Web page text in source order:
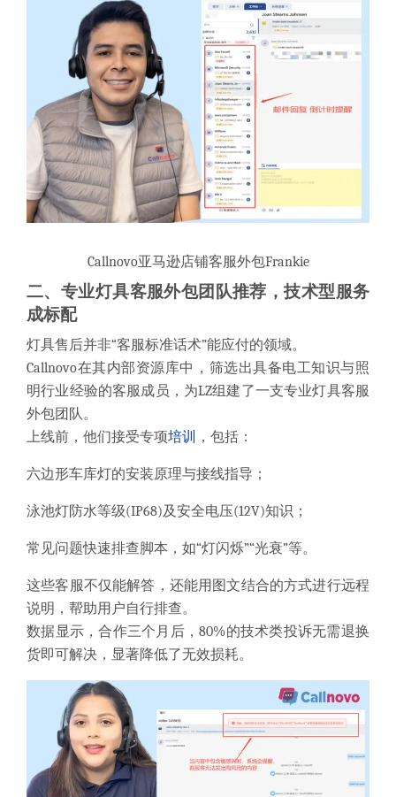
Callnovo亚马逊店铺客服外包Frankie
二、专业灯具客服外包团队推荐，技术型服务
成标配
灯具售后并非“客服标准话术”能应付的领域。
Callnovo在其内部资源库中，筛选出具备电工知识与照
明行业经验的客服成员，为LZ组建了一支专业灯具客服
外包团队。
上线前，他们接受专项培训 ，包括：
六边形车库灯的安装原理与接线指导；
泳池灯防水等级(IP68)及安全电压(12V)知识；
常见问题快速排查脚本，如“灯闪烁”“光衰”等。
这些客服不仅能解答，还能用图文结合的方式进行远程
说明，帮助用户自行排查。
数据显示，合作三个月后，80%的技术类投诉无需退换
货即可解决，显著降低了无效损耗。